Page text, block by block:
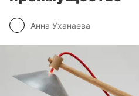
Анна Уханаева